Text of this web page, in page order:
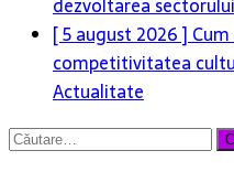
[ 5 august 2026 ]
competitivitatea
Actualitate
Caută